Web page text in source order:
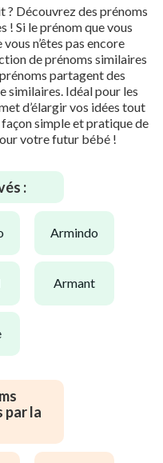
? Découvrez des prénoms
! Si le prénom que vous
n’êtes pas encore
de prénoms similaires
partagent des
similaires. Idéal pour les
d’élargir vos idées tout
simple et pratique de
votre futur bébé !
:
armindo
armant
par la